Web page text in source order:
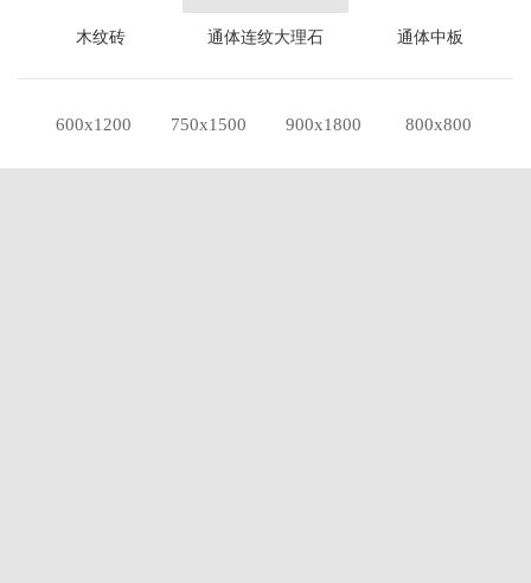
木纹砖 通体连纹大理石 通体中板
600x1200 750x1500 900x1800 800x800